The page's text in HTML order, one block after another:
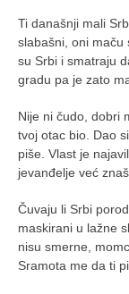
Ti današnji mali
slabašni, oni maču
su Srbi i smatraju
gradu pa je zato
Nije ni čudo, dobri
tvoj otac bio. Dao
piše. Vlast je
jevanđelje već
Čuvaju li Srbi
maskirani u lažne
nisu smerne,
Sramota me da ti